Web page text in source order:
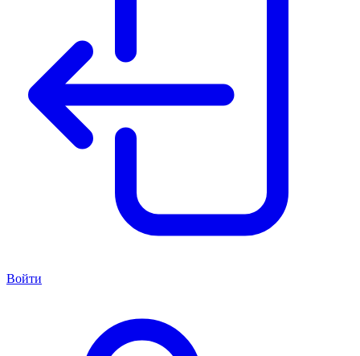
Войти